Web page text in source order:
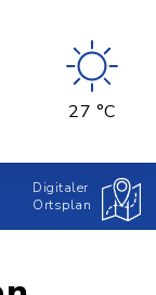
27 °C
Digitaler
Ortsplan